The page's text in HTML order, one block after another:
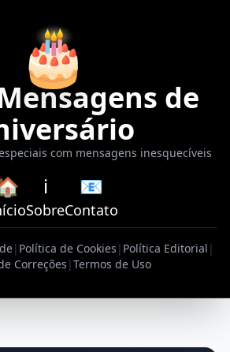
🎂
de
com mensagens inesquecíveis
ℹ️
Sobre
📧
Contato
| Política de Cookies | Política Editorial |
Correções |Termos de Uso